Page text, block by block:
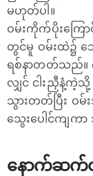
မဟုတ်ပါ။
ဝမ်းကိုက်ပိုးကြော
တွင်မူ ဝမ်းထဲ၌
ရစ်နာတတ်သည်။ က
လျှင် ငါးညှီနံ့ကဲ့သို့
သွားတတ်ပြီး ဝမ်
သွေးပေါင်ကျက
နောက်ဆက်တွဲ